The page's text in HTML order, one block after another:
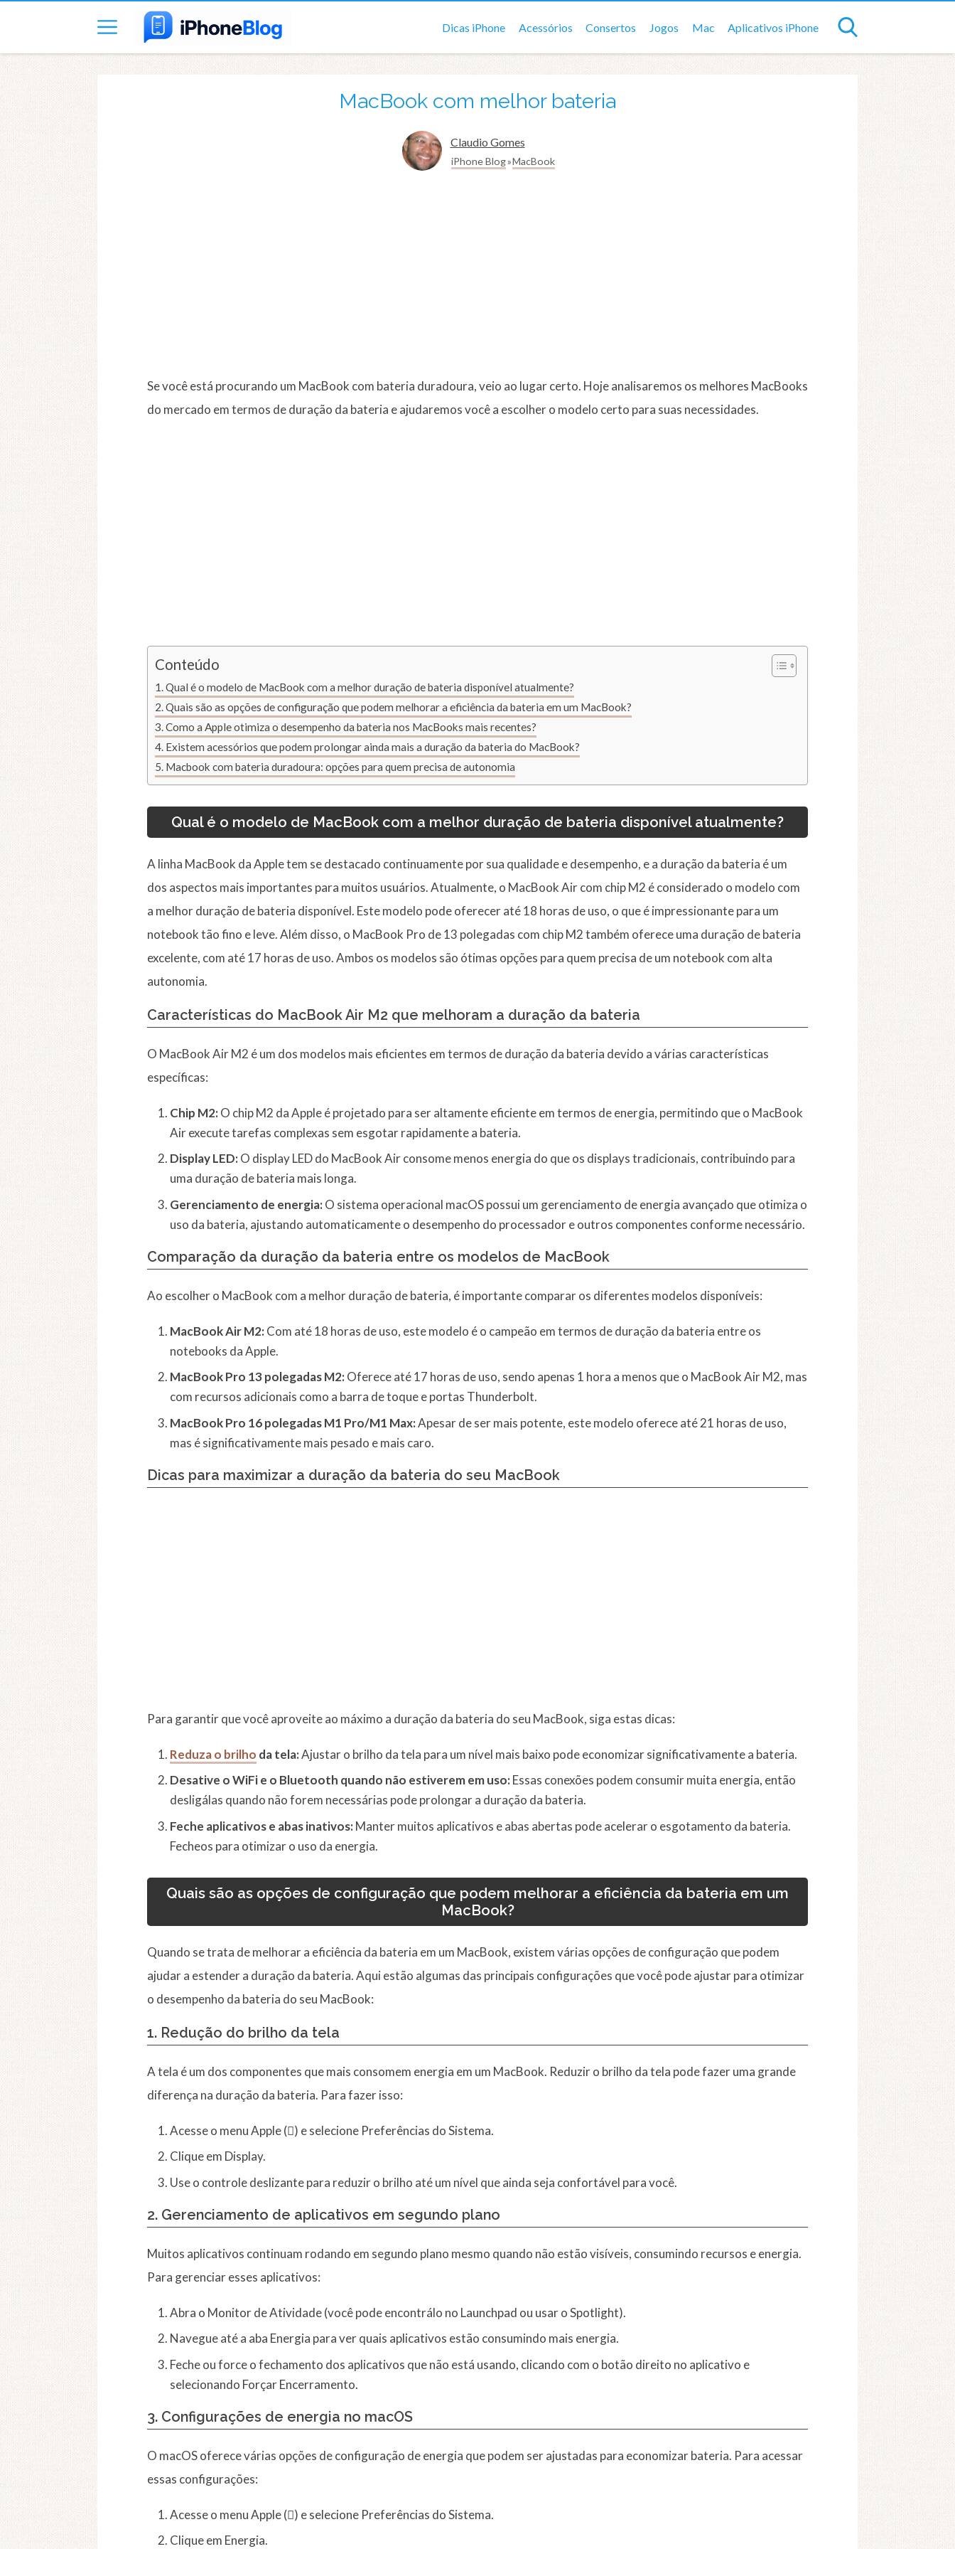
Dicas iPhone Acessórios Consertos Jogos Mac Aplicativos iPhone
MacBook com melhor bateria
Claudio Gomes
iPhone Blog MacBook
Se você está procurando um MacBook com bateria duradoura, veio ao lugar certo. Hoje analisaremos os melhores MacBooks
do mercado em termos de duração da bateria e ajudaremos você a escolher o modelo certo para suas necessidades.
Conteúdo
Qual é o modelo de MacBook com a melhor duração de bateria disponível atualmente?
Quais são as opções de configuração que podem melhorar a eficiência da bateria em um MacBook?
Como a Apple otimiza o desempenho da bateria nos MacBooks mais recentes?
Existem acessórios que podem prolongar ainda mais a duração da bateria do MacBook?
Macbook com bateria duradoura: opções para quem precisa de autonomia
Qual é o modelo de MacBook com a melhor duração de bateria disponível atualmente?
A linha MacBook da Apple tem se destacado continuamente por sua qualidade e desempenho, e a duração da bateria é um
dos aspectos mais importantes para muitos usuários. Atualmente, o MacBook Air com chip M2 é considerado o modelo com
a melhor duração de bateria disponível. Este modelo pode oferecer até 18 horas de uso, o que é impressionante para um
notebook tão fino e leve. Além disso, o MacBook Pro de 13 polegadas com chip M2 também oferece uma duração de bateria
excelente, com até 17 horas de uso. Ambos os modelos são ótimas opções para quem precisa de um notebook com alta
autonomia.
Características do MacBook Air M2 que melhoram a duração da bateria
O MacBook Air M2 é um dos modelos mais eficientes em termos de duração da bateria devido a várias características
específicas:
Chip M2:O chip M2 da Apple é projetado para ser altamente eficiente em termos de energia, permitindo que o MacBook
Air execute tarefas complexas sem esgotar rapidamente a bateria.
Display LED:O display LED do MacBook Air consome menos energia do que os displays tradicionais, contribuindo para
uma duração de bateria mais longa.
Gerenciamento de energia:O sistema operacional macOS possui um gerenciamento de energia avançado que otimiza o
uso da bateria, ajustando automaticamente o desempenho do processador e outros componentes conforme necessário.
Comparação da duração da bateria entre os modelos de MacBook
Ao escolher o MacBook com a melhor duração de bateria, é importante comparar os diferentes modelos disponíveis:
MacBook Air M2:Com até 18 horas de uso, este modelo é o campeão em termos de duração da bateria entre os
notebooks da Apple.
MacBook Pro 13 polegadas M2:Oferece até 17 horas de uso, sendo apenas 1 hora a menos que o MacBook Air M2, mas
com recursos adicionais como a barra de toque e portas Thunderbolt.
MacBook Pro 16 polegadas M1 Pro/M1 Max:Apesar de ser mais potente, este modelo oferece até 21 horas de uso,
mas é significativamente mais pesado e mais caro.
Dicas para maximizar a duração da bateria do seu MacBook
Para garantir que você aproveite ao máximo a duração da bateria do seu MacBook, siga estas dicas:
Reduza o brilho da tela:Ajustar o brilho da tela para um nível mais baixo pode economizar significativamente a bateria.
Desative o WiFi e o Bluetooth quando não estiverem em uso:Essas conexões podem consumir muita energia, então
desligálas quando não forem necessárias pode prolongar a duração da bateria.
Feche aplicativos e abas inativos:Manter muitos aplicativos e abas abertas pode acelerar o esgotamento da bateria.
Fecheos para otimizar o uso da energia.
Quais são as opções de configuração que podem melhorar a eficiência da bateria em um
MacBook?
Quando se trata de melhorar a eficiência da bateria em um MacBook, existem várias opções de configuração que podem
ajudar a estender a duração da bateria. Aqui estão algumas das principais configurações que você pode ajustar para otimizar
o desempenho da bateria do seu MacBook:
1. Redução do brilho da tela
A tela é um dos componentes que mais consomem energia em um MacBook. Reduzir o brilho da tela pode fazer uma grande
diferença na duração da bateria. Para fazer isso:
Acesse o menu Apple () e selecione Preferências do Sistema.
Clique em Display.
Use o controle deslizante para reduzir o brilho até um nível que ainda seja confortável para você.
2. Gerenciamento de aplicativos em segundo plano
Muitos aplicativos continuam rodando em segundo plano mesmo quando não estão visíveis, consumindo recursos e energia.
Para gerenciar esses aplicativos:
Abra o Monitor de Atividade (você pode encontrálo no Launchpad ou usar o Spotlight).
Navegue até a aba Energia para ver quais aplicativos estão consumindo mais energia.
Feche ou force o fechamento dos aplicativos que não está usando, clicando com o botão direito no aplicativo e
selecionando Forçar Encerramento.
3. Configurações de energia no macOS
O macOS oferece várias opções de configuração de energia que podem ser ajustadas para economizar bateria. Para acessar
essas configurações:
Acesse o menu Apple () e selecione Preferências do Sistema.
Clique em Energia.